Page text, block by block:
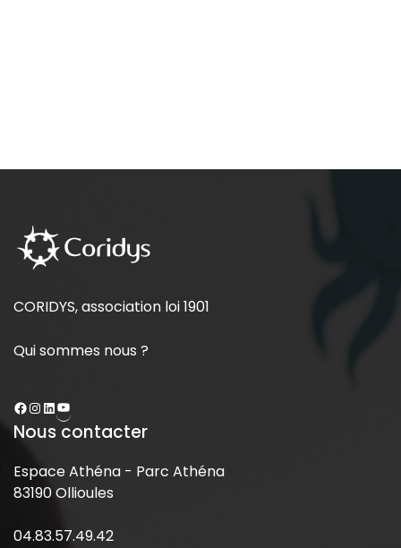
CORIDYS, association loi 1901
Qui sommes nous ?
Nous contacter
Espace Athéna - Parc Athéna
83190 Ollioules
04.83.57.49.42